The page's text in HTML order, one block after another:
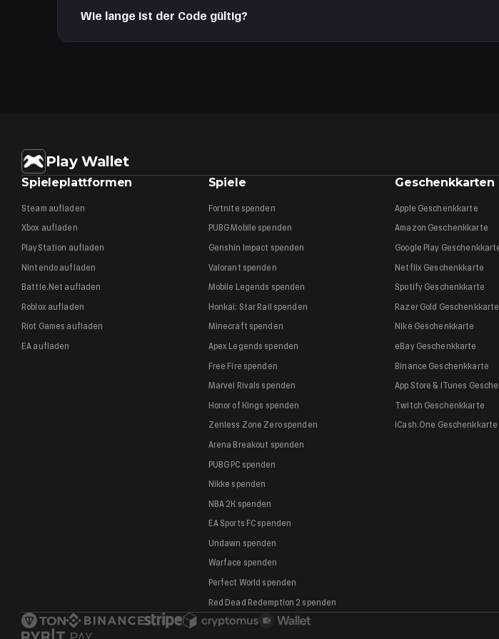
Wie lange ist der Code gültig?
Play Wallet
Spieleplattformen
Steam aufladen
Xbox aufladen
PlayStation aufladen
Nintendoaufladen
Battle.Net aufladen
Roblox aufladen
Riot Games aufladen
EAaufladen
Spiele
Fortnite spenden
PUBG Mobile spenden
Genshin Impact spenden
Valorant spenden
Mobile Legends spenden
Honkai: Star Rail spenden
Minecraft spenden
Apex Legends spenden
Free Fire spenden
Marvel Rivals spenden
Honor of Kings spenden
Zenless Zone Zerospenden
Arena Breakout spenden
PUBG PC spenden
Nikke spenden
NBA 2K spenden
EA Sports FCspenden
Undawn spenden
Warface spenden
Perfect World spenden
Red Dead Redemption 2 spenden
Geschenkkarten
Apple Geschenkkarte
Amazon Geschenkkarte
Google Play
Netflix Geschenkkarte
SpotifyGeschenkkarte
Razer Gold Geschenkkarte
Nike Geschenkkarte
eBayGeschenkkarte
Binance Geschenkkarte
App Store & iTunes
Twitch Geschenkkarte
iCash.One Geschenkkarte